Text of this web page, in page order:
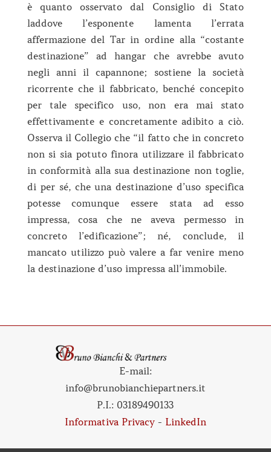
è quanto osservato dal Consiglio di Stato
laddove l’esponente lamenta l’errata
affermazione del Tar in ordine alla “costante
destinazione” ad hangar che avrebbe avuto
negli anni il capannone; sostiene la società
ricorrente che il fabbricato, benché concepito
per tale specifico uso, non era mai stato
effettivamente e concretamente adibito a ciò.
Osserva il Collegio che “il fatto che in concreto
non si sia potuto finora utilizzare il fabbricato
in conformità alla sua destinazione non toglie,
di per sé, che una destinazione d’uso specifica
potesse comunque essere stata ad esso
impressa, cosa che ne aveva permesso in
concreto l’edificazione”; né, conclude, il
mancato utilizzo può valere a far venire meno
la destinazione d’uso impressa all’immobile.
E-mail:
info@brunobianchiepartners.it
P.I.: 03189490133
Informativa Privacy- LinkedIn